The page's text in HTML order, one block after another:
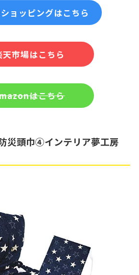
ョッピングはこちら
天市場はこちら
はこちら
災頭巾④インテリア夢工房